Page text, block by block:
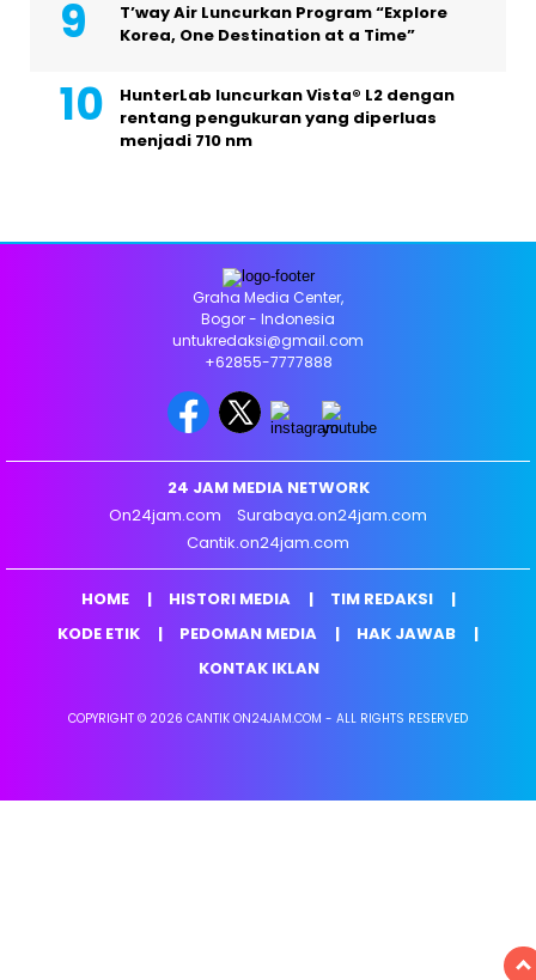
T’way Air Luncurkan Program “Explore
Korea, One Destination at a Time”
HunterLab luncurkan Vista® L2 dengan
rentang pengukuran yang diperluas
menjadi 710 nm
Graha Media Center,
Bogor - Indonesia
untukredaksi@gmail.com
+62855-7777888
24 JAM MEDIA NETWORK
On24jam.com
Surabaya.on24jam.com
Cantik.on24jam.com
HOME HISTORI MEDIA
TIM REDAKSI
KODE ETIK
PEDOMAN MEDIA
HAK JAWAB
KONTAK IKLAN
COPYRIGHT © 2026 CANTIK ON24JAM.COM - ALL RIGHTS RESERVED